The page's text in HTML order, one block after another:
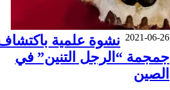
2021-06-26 نشوة علمية
جمجمة “الرجل التنين” في
الصين